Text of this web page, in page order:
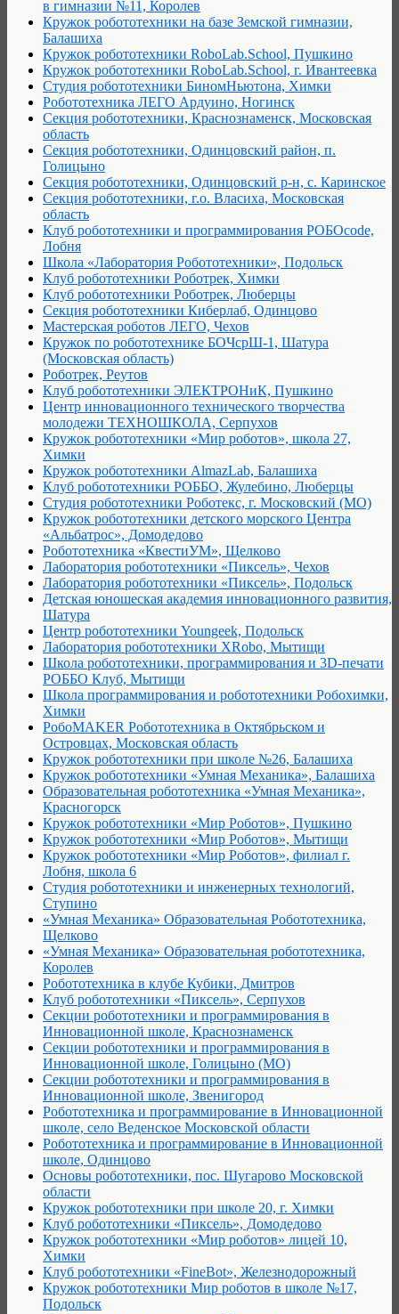
в гимназии №11, Королев
Кружок робототехники на базе Земской гимназии,
Балашиха
Кружок робототехники RoboLab.School, Пушкино
Кружок робототехники RoboLab.School, г. Ивантеевка
Студия робототехники БиномНьютона, Химки
Робототехника ЛЕГО Ардуино, Ногинск
Секция робототехники, Краснознаменск, Московская
область
Секция робототехники, Одинцовский район, п.
Голицыно
Секция робототехники, Одинцовский р-н, с. Каринское
Секция робототехники, г.о. Власиха, Московская
область
Клуб робототехники и программирования РОБОcode,
Лобня
Школа «Лаборатория Робототехники», Подольск
Клуб робототехники Роботрек, Химки
Клуб робототехники Роботрек, Люберцы
Секция робототехники Киберлаб, Одинцово
Мастерская роботов ЛЕГО, Чехов
Кружок по робототехнике БОЧсрШ-1, Шатура
(Московская область)
Роботрек, Реутов
Клуб робототехники ЭЛЕКТРОНиК, Пушкино
Центр инновационного технического творчества
молодежи ТЕХНОШКОЛА, Серпухов
Кружок робототехники «Мир роботов», школа 27,
Химки
Кружок робототехники AlmazLab, Балашиха
Клуб робототехники РОББО, Жулебино, Люберцы
Студия робототехники Роботекс, г. Московский (МО)
Кружок робототехники детского морского Центра
«Альбатрос», Домодедово
Робототехника «КвестиУМ», Щелково
Лаборатория робототехники «Пиксель», Чехов
Лаборатория робототехники «Пиксель», Подольск
Детская юношеская академия инновационного развития,
Шатура
Центр робототехники Youngeek, Подольск
Лаборатория робототехники XRobo, Мытищи
Школа робототехники, программирования и 3D-печати
РОББО Клуб, Мытищи
Школа программирования и робототехники Робохимки,
Химки
РобоMAKER Робототехника в Октябрьском и
Островцах, Московская область
Кружок робототехники при школе №26, Балашиха
Кружок робототехники «Умная Механика», Балашиха
Образовательная робототехника «Умная Механика»,
Красногорск
Кружок робототехники «Мир Роботов», Пушкино
Кружок робототехники «Мир Роботов», Мытищи
Кружок робототехники «Мир Роботов», филиал г.
Лобня, школа 6
Студия робототехники и инженерных технологий,
Ступино
«Умная Механика» Образовательная Робототехника,
Щелково
«Умная Механика» Образовательная робототехника,
Королев
Робототехника в клубе Кубики, Дмитров
Клуб робототехники «Пиксель», Серпухов
Секции робототехники и программирования в
Инновационной школе, Краснознаменск
Секции робототехники и программирования в
Инновационной школе, Голицыно (МО)
Секции робототехники и программирования в
Инновационной школе, Звенигород
Робототехника и программирование в Инновационной
школе, село Веденское Московской области
Робототехника и программирование в Инновационной
школе, Одинцово
Основы робототехники, пос. Шугарово Московской
области
Кружок робототехники при школе 20, г. Химки
Клуб робототехники «Пиксель», Домодедово
Кружок робототехники «Мир роботов» лицей 10,
Химки
Клуб робототехники «FineBot», Железнодорожный
Кружок робототехники Мир роботов в школе №17,
Подольск